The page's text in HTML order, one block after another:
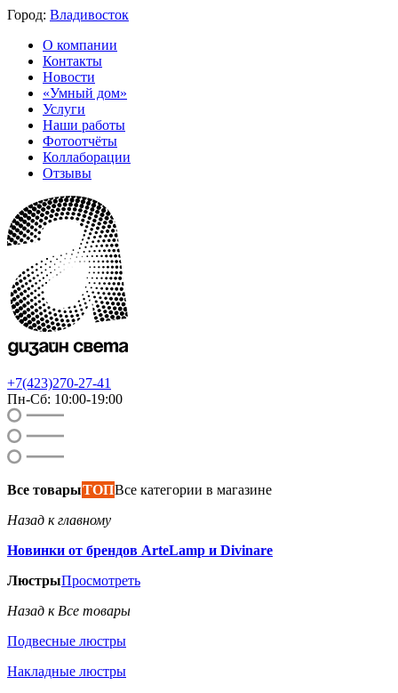
Город: Владивосток
О компании
Контакты
Новости
«Умный дом»
Услуги
Наши работы
Фотоотчёты
Коллаборации
Отзывы
+7(423)270-27-41
Пн-Сб: 10:00-19:00
Все товарыТОПВсе категории в магазине
Назад к главному
Новинки от брендов ArteLamp и Divinare
ЛюстрыПросмотреть
Назад к Все товары
Подвесные люстры
Накладные люстры